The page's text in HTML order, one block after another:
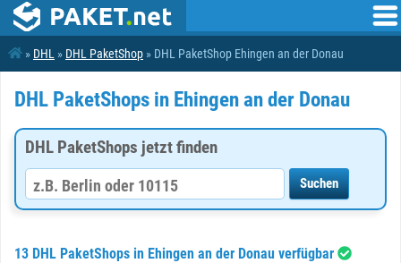
» DHL » DHL PaketShop » DHL PaketShop Ehingen an der Donau
DHL PaketShops in Ehingen an der Donau
DHL PaketShops jetzt finden
13 DHL PaketShops in Ehingen an der Donau verfügbar